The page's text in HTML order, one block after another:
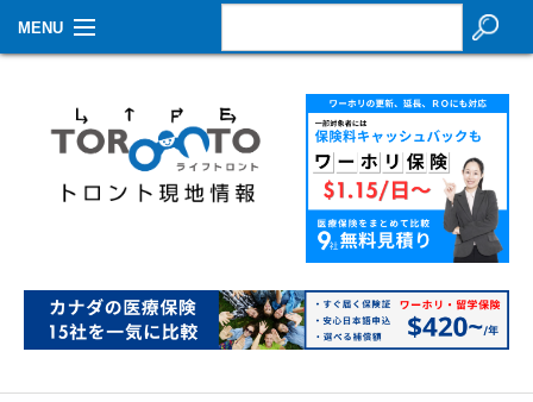
MENU
生活情報
その他
イベントカレンダー
About Us